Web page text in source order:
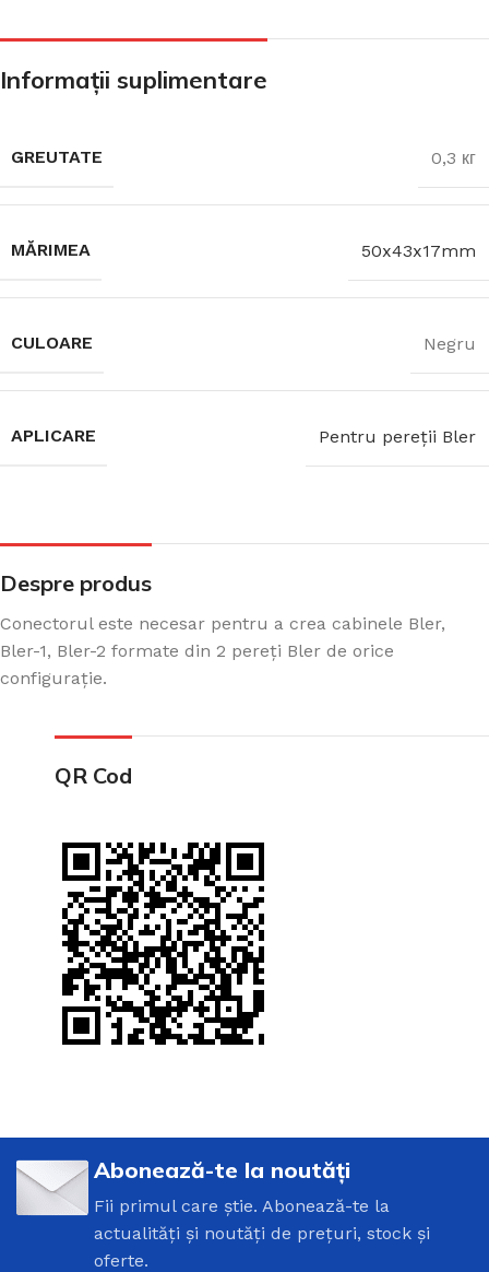
Informații suplimentare
GREUTATE 0,3 кг
MĂRIMEA 50x43x17mm
CULOARE Negru
APLICARE Pentru pereții Bler
Despre produs
Conectorul este necesar pentru a crea cabinele Bler,
Bler-1, Bler-2 formate din 2 pereți Bler de orice
configurație.
QR Cod
Abonează-te la noutăți
Fii primul care știe. Abonează-te la
actualități și noutăți de prețuri, stock și
oferte.